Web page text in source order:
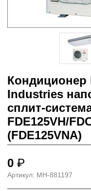
Кондиционер
Industries
сплит-
FDE125VH/
(FDE125VNA)
0 ₽
Артикул: МН-881197